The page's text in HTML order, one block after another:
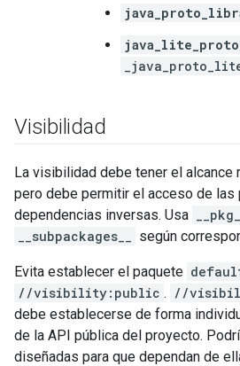
Visibilidad
La visibilidad debe tener el alcance
pero debe permitir el acceso de las
dependencias inversas. Usa
__pkg__
__subpackages__
según
Evita establecer el paquete
//visibility:public . //
debe establecerse de forma
de la API pública del proyecto.
diseñadas para que dependan de